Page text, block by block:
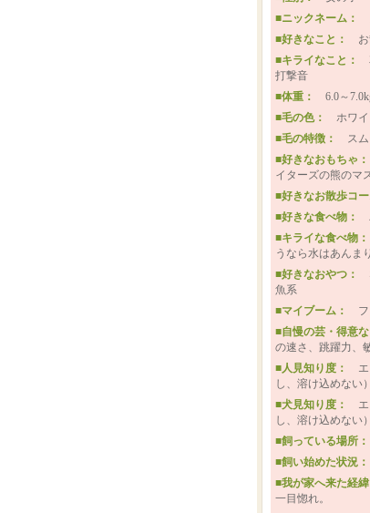
■ニックネーム：
■好きなこと：
■キライなこと：
打撃音
■体重： 6.0～
■毛の色： ホワ
■毛の特徴： ス
■好きなおもちゃ
イターズの熊のマ
■好きなお散歩コ
■好きな食べ物：
■キライな食べ物
うなら水はあんまり
■好きなおやつ：
魚系
■マイブーム：
■自慢の芸・得意
の速さ、跳躍力、
■人見知り度：
し、溶け込めない）
■犬見知り度：
し、溶け込めない）
■飼っている場所
■飼い始めた状況
■我が家へ来た経
一目惚れ。